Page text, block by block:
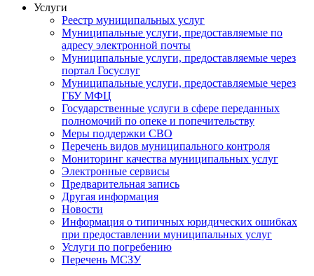
Услуги
Реестр муниципальных услуг
Муниципальные услуги, предоставляемые по
адресу электронной почты
Муниципальные услуги, предоставляемые через
портал Госуслуг
Муниципальные услуги, предоставляемые через
ГБУ МФЦ
Государственные услуги в сфере переданных
полномочий по опеке и попечительству
Меры поддержки СВО
Перечень видов муниципального контроля
Мониторинг качества муниципальных услуг
Электронные сервисы
Предварительная запись
Другая информация
Новости
Информация о типичных юридических ошибках
при предоставлении муниципальных услуг
Услуги по погребению
Перечень МСЗУ